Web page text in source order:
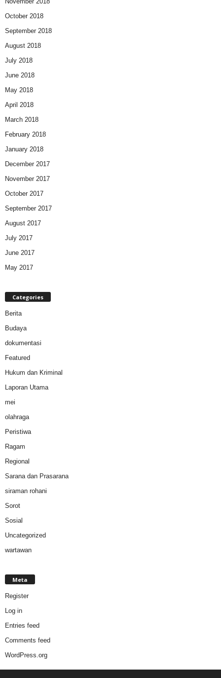
October 2018
September 2018
August 2018
July 2018
June 2018
May 2018
April 2018
March 2018
February 2018
January 2018
December 2017
November 2017
October 2017
September 2017
August 2017
July 2017
June 2017
May 2017
Categories
Berita
Budaya
dokumentasi
Featured
Hukum dan Kriminal
Laporan Utama
mei
olahraga
Peristiwa
Ragam
Regional
Sarana dan Prasarana
siraman rohani
Sorot
Sosial
Uncategorized
wartawan
Meta
Register
Log in
Entries feed
Comments feed
WordPress.org